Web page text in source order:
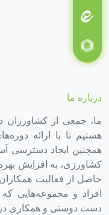
درباره ما
هستیم تا با ارائه
همچنین ایجاد دسترسی
کشاورزی، به افزایش
حاصل از فعالیت
افراد و مجموعه‌هایی
دست دوستی و همکاری